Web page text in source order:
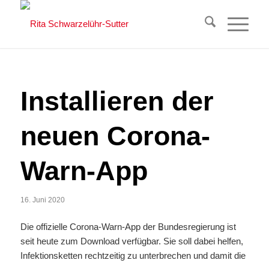
Installieren der
neuen Corona-
Warn-App
16. Juni 2020
Die offizielle Corona-Warn-App der Bundesregierung ist
seit heute zum Download verfügbar. Sie soll dabei helfen,
Infektionsketten rechtzeitig zu unterbrechen und damit die